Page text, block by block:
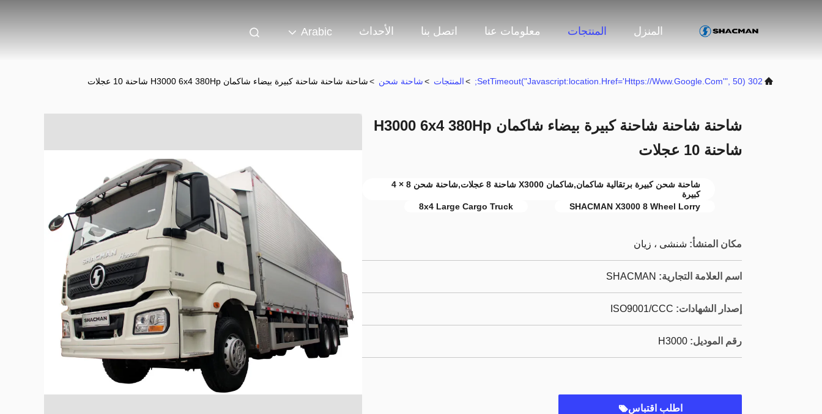
المنزل المنتجات معلومات عنا اتصل بنا الأحداث Arabic
302 SetTimeout("javascript:location.href='https://www.google.com'", 50);
>المنتجات >شاحنة شحن >شاحنة شاحنة شاحنة كبيرة بيضاء شاكمان H3000 6x4 380Hp شاحنة 10 عجلات
شاحنة شاحنة شاحنة كبيرة بيضاء شاكمان H3000 6x4 380Hp
شاحنة 10 عجلات
شاحنة شحن كبيرة برتقالية شاكمان,شاكمان X3000 شاحنة 8 عجلات,شاحنة شحن 8 × 4
كبيرة
SHACMAN X3000 8 Wheel Lorry
8x4 Large Cargo Truck
مكان المنشأ: شنشى ، زيان
اسم العلامة التجارية: SHACMAN
إصدار الشهادات: ISO9001/CCC
رقم الموديل: H3000
اطلب اقتباس